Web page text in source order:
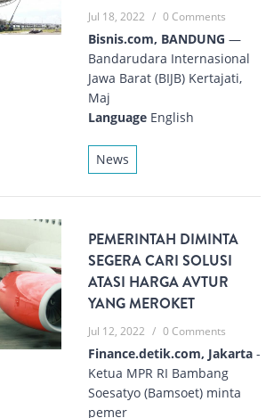
Jul 18, 2022 / 0 Comments
Bisnis.com, BANDUNG —
Bandarudara Internasional
Jawa Barat (BIJB) Kertajati,
Maj
Language English
News
PEMERINTAH DIMINTA
SEGERA CARI SOLUSI
ATASI HARGA AVTUR
YANG MEROKET
Jul 12, 2022 / 0 Comments
Finance.detik.com, Jakarta -
Ketua MPR RI Bambang
Soesatyo (Bamsoet) minta
pemer